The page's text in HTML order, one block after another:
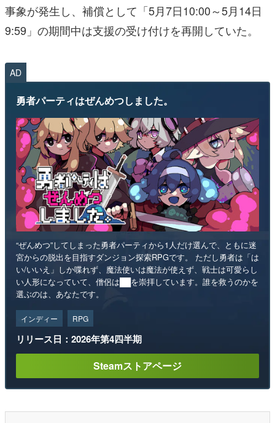
事象が発生し、補償として「5月7日10:00～5月14日
9:59」の期間中は支援の受け付けを再開していた。
AD
勇者パーティはぜんめつしました。
“ぜんめつ”してしまった勇者パーティから1人だけ選んで、ともに迷
宮からの脱出を目指すダンジョン探索RPGです。 ただし勇者は「は
い/いいえ」しか喋れず、魔法使いは魔法が使えず、戦士は可愛らし
い人形になっていて、僧侶は██を崇拝しています。誰を救うのかを
選ぶのは、あなたです。
インディー RPG
リリース日：2026年第4四半期
Steamストアページ